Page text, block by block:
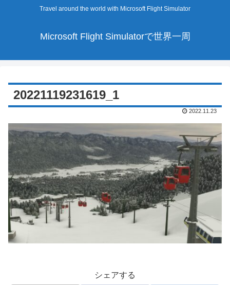
Travel around the world with Microsoft Flight Simulator
Microsoft Flight Simulatorで世界一周
20221119231619_1
2022.11.23
シェアする